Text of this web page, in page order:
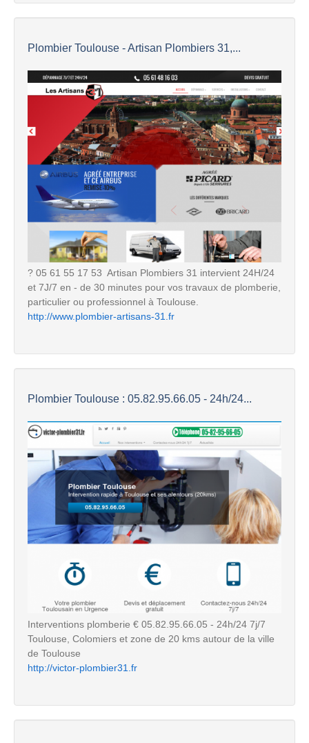
Plombier Toulouse - Artisan Plombiers 31,...
? 05 61 55 17 53  Artisan Plombiers 31 intervient 24H/24
et 7J/7 en - de 30 minutes pour vos travaux de plomberie,
particulier ou professionnel à Toulouse.
http://www.plombier-artisans-31.fr
Plombier Toulouse : 05.82.95.66.05 - 24h/24...
Interventions plomberie € 05.82.95.66.05 - 24h/24 7j/7
Toulouse, Colomiers et zone de 20 kms autour de la ville
de Toulouse
http://victor-plombier31.fr